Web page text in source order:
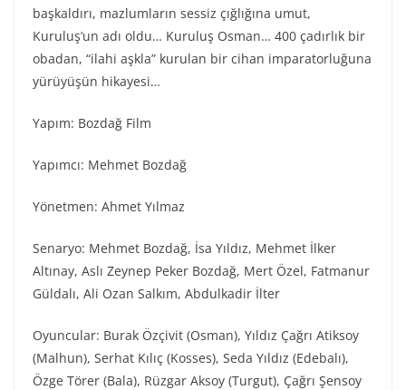
başkaldırı, mazlumların sessiz çığlığına umut,
Kuruluş’un adı oldu… Kuruluş Osman… 400 çadırlık bir
obadan, “ilahi aşkla” kurulan bir cihan imparatorluğuna
yürüyüşün hikayesi…
Yapım: Bozdağ Film
Yapımcı: Mehmet Bozdağ
Yönetmen: Ahmet Yılmaz
Senaryo: Mehmet Bozdağ, İsa Yıldız, Mehmet İlker
Altınay, Aslı Zeynep Peker Bozdağ, Mert Özel, Fatmanur
Güldalı, Ali Ozan Salkım, Abdulkadir İlter
Oyuncular: Burak Özçivit (Osman), Yıldız Çağrı Atiksoy
(Malhun), Serhat Kılıç (Kosses), Seda Yıldız (Edebalı),
Özge Törer (Bala), Rüzgar Aksoy (Turgut), Çağrı Şensoy